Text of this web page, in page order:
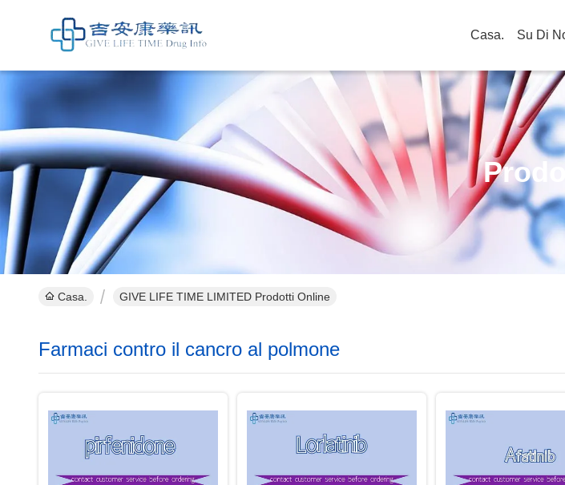
Casa. Su Di
Casa. GIVE LIFE TIME LIMITED Prodotti Online
Farmaci contro il cancro al polmone